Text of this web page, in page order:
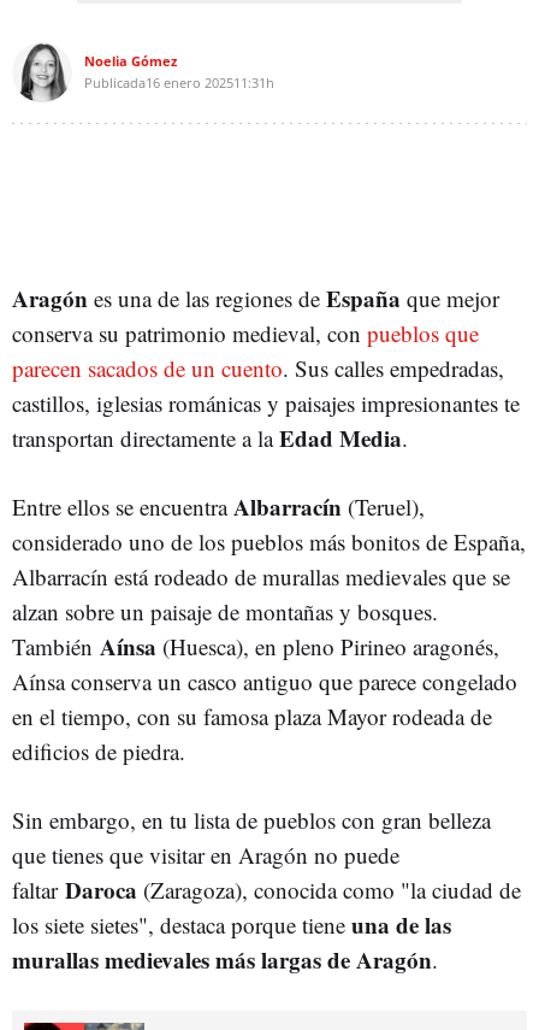
Noelia Gómez
Publicada16 enero 202511:31h
Aragón es una de las regiones de España que mejor
conserva su patrimonio medieval, con pueblos que
parecen sacados de un cuento. Sus calles empedradas,
castillos, iglesias románicas y paisajes impresionantes te
transportan directamente a laEdad Media.
Entre ellos se encuentraAlbarracín (Teruel),
considerado uno de los pueblos más bonitos de España,
Albarracín está rodeado de murallas medievales que se
alzan sobre un paisaje de montañas y bosques.
También Aínsa (Huesca), en pleno Pirineo aragonés,
Aínsa conserva un casco antiguo que parece congelado
en el tiempo, con su famosa plaza Mayor rodeada de
edificios de piedra.
Sin embargo, en tu lista de pueblos con gran belleza
que tienes que visitar en Aragón no puede
faltar Daroca (Zaragoza), conocida como "la ciudad de
los siete sietes", destaca porque tiene una de las
murallas medievales más largas de Aragón.